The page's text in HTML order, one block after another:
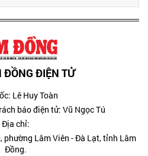
ĐỒNG ĐIỆN TỬ
Lê Huy Toàn
báo điện tử: Vũ Ngọc Tú
Địa chỉ:
phường Lâm Viên - Đà Lạt, tỉnh Lâm
Đồng.